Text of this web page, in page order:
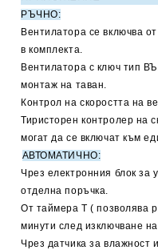
РЪЧНО:
Вентилатора се включва
в комплекта.
Вентилатора с ключ тип
монтаж на таван.
Контрол на скоростта на
Тиристорен контролер на
могат да се включат към
АВТОМАТИЧНО:
Чрез електронния блок за
отделна поръчка.
От таймераТ ( позволява
минути след изключване
Чрез датчика за влажност